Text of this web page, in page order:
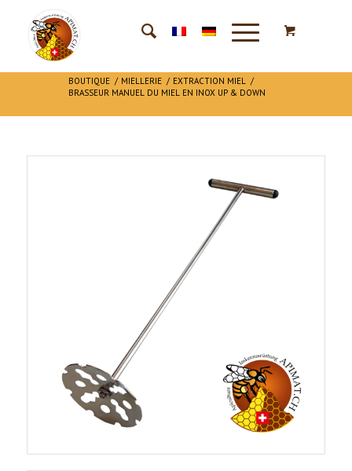
BOUTIQUE / MIELLERIE / EXTRACTION MIEL /
BRASSEUR MANUEL DU MIEL EN INOX UP & DOWN